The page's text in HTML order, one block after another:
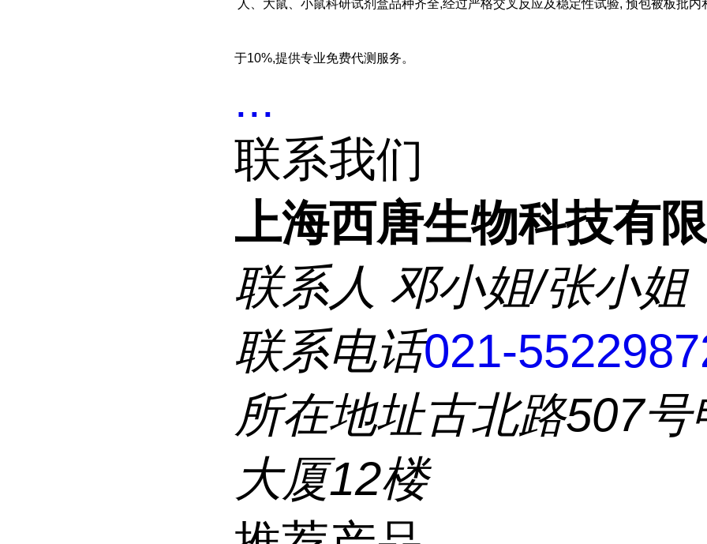
人、大鼠、小鼠科研试剂盒品种齐全,经过严格交叉反应及稳定性试验, 预包被板批内
于10%,提供专业免费代测 服务。
...
联系我们
上海西唐生物科技有
联系人 邓小姐/张小姐
联系电话021-
所在地址古北路507号
大厦12楼